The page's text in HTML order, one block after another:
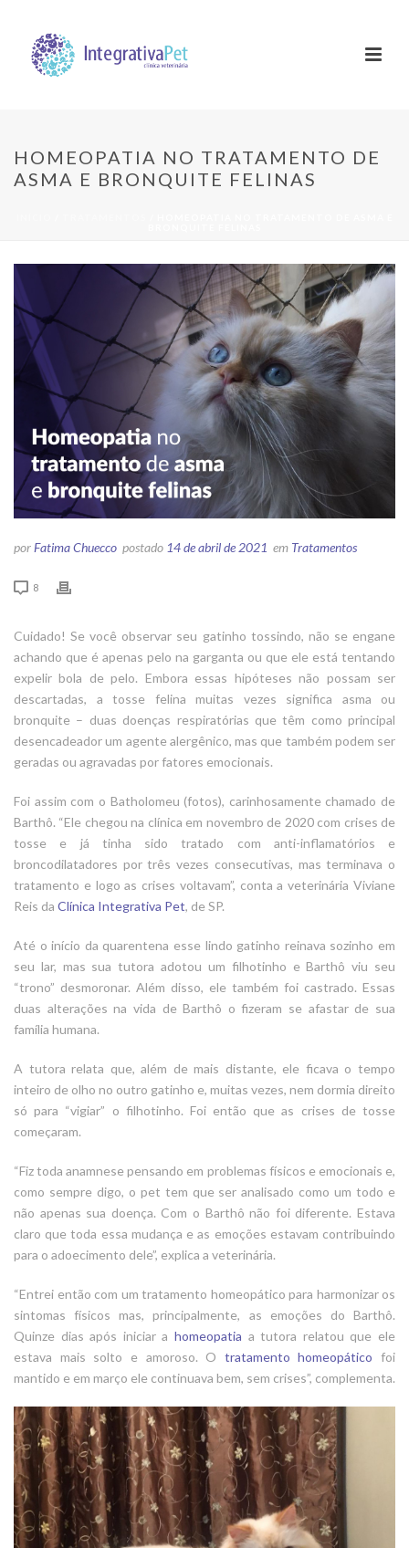
HOMEOPATIA NO TRATAMENTO DE
ASMA E BRONQUITE FELINAS
porFatima Chuecco postado 14 de abril de 2021 em Tratamentos
8
Cuidado! Se você observar seu gatinho tossindo, não se engane
achando que é apenas pelo na garganta ou que ele está tentando
expelir bola de pelo. Embora essas hipóteses não possam ser
descartadas, a tosse felina muitas vezes significa asma ou
bronquite – duas doenças respiratórias que têm como principal
desencadeador um agente alergênico, mas que também podem ser
geradas ou agravadas por fatores emocionais.
Foi assim com o Batholomeu (fotos), carinhosamente chamado de
Barthô. “Ele chegou na clínica em novembro de 2020 com crises de
tosse e já tinha sido tratado com anti-inflamatórios e
broncodilatadores por três vezes consecutivas, mas terminava o
tratamento e logo as crises voltavam”, conta a veterinária Viviane
Reis da Clínica Integrativa Pet, de SP.
Até o início da quarentena esse lindo gatinho reinava sozinho em
seu lar, mas sua tutora adotou um filhotinho e Barthô viu seu
“trono” desmoronar. Além disso, ele também foi castrado. Essas
duas alterações na vida de Barthô o fizeram se afastar de sua
família humana.
A tutora relata que, além de mais distante, ele ficava o tempo
inteiro de olho no outro gatinho e, muitas vezes, nem dormia direito
só para “vigiar” o filhotinho. Foi então que as crises de tosse
começaram.
“Fiz toda anamnese pensando em problemas físicos e emocionais e,
como sempre digo, o pet tem que ser analisado como um todo e
não apenas sua doença. Com o Barthô não foi diferente. Estava
claro que toda essa mudança e as emoções estavam contribuindo
para o adoecimento dele”, explica a veterinária.
“Entrei então com um tratamento homeopático para harmonizar os
sintomas físicos mas, principalmente, as emoções do Barthô.
Quinze dias após iniciar a homeopatia a tutora relatou que ele
estava mais solto e amoroso. O tratamento homeopático foi
mantido e em março ele continuava bem, sem crises”, complementa.